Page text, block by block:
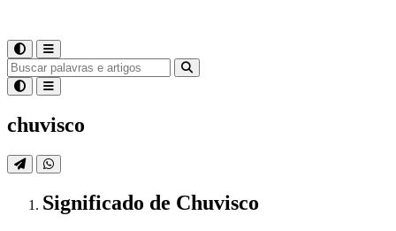
chuvisco
Significado de Chuvisco